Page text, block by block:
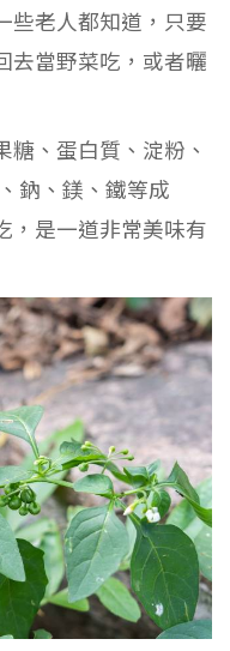
些老人都知道，只要
去當野菜吃，或者曬
、蛋白質、淀粉、
鈉、鎂、鐵等成
，是一道非常美味有